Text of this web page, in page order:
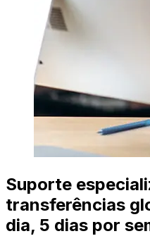
Suporte
transferências
dia, 5 dias por